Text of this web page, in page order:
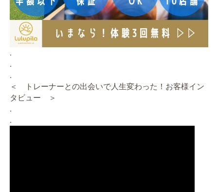
.
.
.
＜ トレーナーとの出会いで人生変わった！お客様イン
タビュー ＞
.
.